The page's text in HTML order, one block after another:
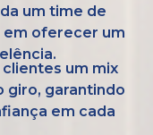
um time de
oferecer um
um mix
giro, garantindo
em cada